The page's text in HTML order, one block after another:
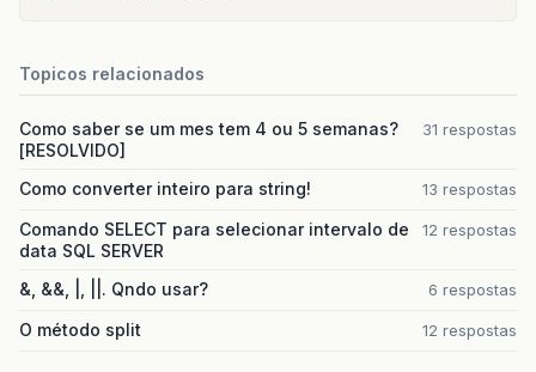
Topicos relacionados
Como saber se um mes tem 4 ou 5 semanas?
[RESOLVIDO]
31 respostas
Como converter inteiro para string! 13 respostas
Comando SELECT para selecionar intervalo de
data SQL SERVER
12 respostas
&, &&, |, ||. Qndo usar? 6 respostas
O método split 12 respostas